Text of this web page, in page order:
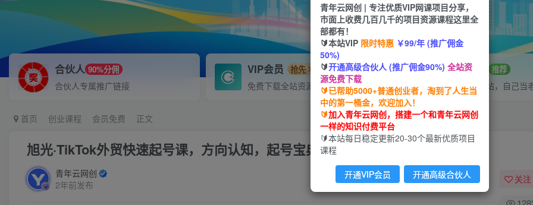
合伙人 90%分佣
合伙人专属推广链接
VIP会员 抢先
免费下载全站资源
招募站长 推荐
搭建同款网站，自己当
首页 创业课程 会员免费 正文
旭光·TikTok外贸快速起号课，​方向认知，起号宝典，账号运营，视频拍摄
青年云网创
2年前发布
关注
青年云网创 | 专注优质VIP网课项目分享，
市面上收费几百几千的项目资源课程这里全
部都有！
🔰本站VIP 限时特惠 ￥99/年 (推广佣金
50%)
🔰开通高级合伙人 (推广佣金90%) 全站资
源免费下载
🔰已帮助5000+普通创业者，淘到了人生当
中的第一桶金，欢迎加入！
🔰加入青年云网创，搭建一个和青年云网创
一样的知识付费平台
🔰本站每日稳定更新20-30个最新优质项目
课程
开通VIP会员 开通高级合伙人